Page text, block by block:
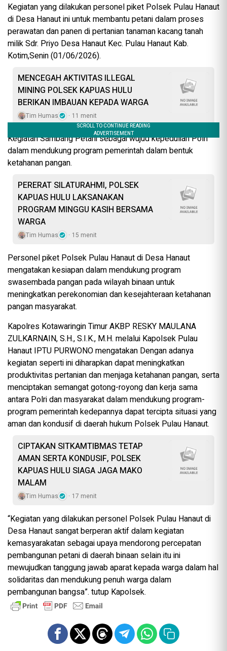
Kegiatan yang dilakukan personel piket Polsek Pulau Hanaut
di Desa Hanaut ini untuk membantu petani dalam proses
perawatan dan panen di pertanian tanaman kacang tanah
milik Sdr. Priyo Desa Hanaut Kec. Pulau Hanaut Kab.
Kotim,Senin (01/06/2026).
MENCEGAH AKTIVITAS ILLEGAL
MINING POLSEK KAPUAS HULU
BERIKAN IMBAUAN KEPADA WARGA
Tim Humas 11 menit
Kegiatan Sambang Petani sebagai wujud kepedulian Polri
dalam mendukung program pemerintah dalam bentuk
ketahanan pangan.
PERERAT SILATURAHMI, POLSEK
KAPUAS HULU LAKSANAKAN
PROGRAM MINGGU KASIH BERSAMA
WARGA
Tim Humas 15 menit
Personel piket Polsek Pulau Hanaut di Desa Hanaut
mengatakan kesiapan dalam mendukung program
swasembada pangan pada wilayah binaan untuk
meningkatkan perekonomian dan kesejahteraan ketahanan
pangan masyarakat.
Kapolres Kotawaringin Timur AKBP RESKY MAULANA
ZULKARNAIN, S.H., S.I.K., M.H. melalui Kapolsek Pulau
Hanaut IPTU PURWONO mengatakan Dengan adanya
kegiatan seperti ini diharapkan dapat meningkatkan
produktivitas pertanian dan menjaga ketahanan pangan, serta
menciptakan semangat gotong-royong dan kerja sama
antara Polri dan masyarakat dalam mendukung program-
program pemerintah kedepannya dapat tercipta situasi yang
aman dan kondusif di daerah hukum Polsek Pulau Hanaut.
CIPTAKAN SITKAMTIBMAS TETAP
AMAN SERTA KONDUSIF, POLSEK
KAPUAS HULU SIAGA JAGA MAKO
MALAM
Tim Humas 17 menit
“Kegiatan yang dilakukan personel Polsek Pulau Hanaut di
Desa Hanaut sangat berperan aktif dalam kegiatan
kemasyarakatan sebagai upaya mendorong percepatan
pembangunan petani di daerah binaan selain itu ini
mewujudkan tanggung jawab aparat kepada warga dalam hal
solidaritas dan mendukung penuh warga dalam
pembangunan bangsa”. tutup Kapolsek.